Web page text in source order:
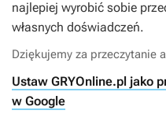
najlepiej wyrobić sobie
własnych doświadczeń.
Dziękujemy za przeczytanie
Ustaw GRYOnline.pl jako
w Google